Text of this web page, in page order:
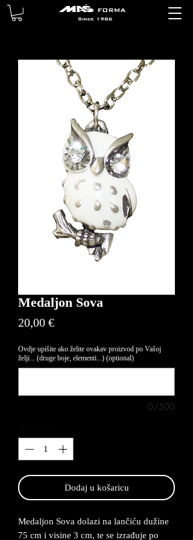
Medaljon Sova
20,00 €Price
Ovdje upišite ako želite ovakav proizvod po Vašoj
želji... (druge boje, elementi...) (optional)
0/500
Dodaj u košaricu
Medaljon Sova dolazi na lančiću dužine
75 cm i visine 3 cm, te se izrađuje po